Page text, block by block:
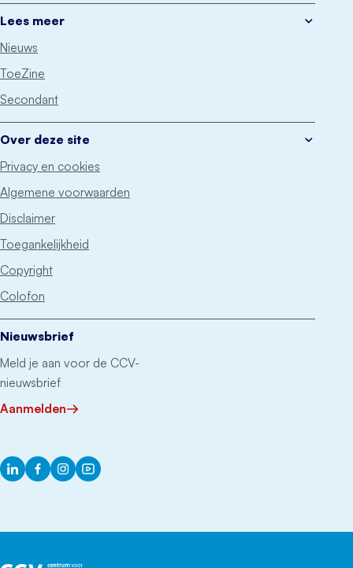
Lees meer
Nieuws
ToeZine
Secondant
Over deze site
Privacy en cookies
Algemene voorwaarden
Disclaimer
Toegankelijkheid
Copyright
Colofon
Nieuwsbrief
Meld je aan voor de CCV-
nieuwsbrief
Aanmelden
LinkedInFacebook
InstagramYouTube